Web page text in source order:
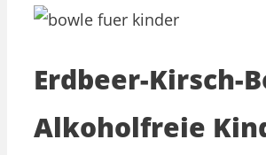
Erdbeer-Kirsch-
Alkoholfreie